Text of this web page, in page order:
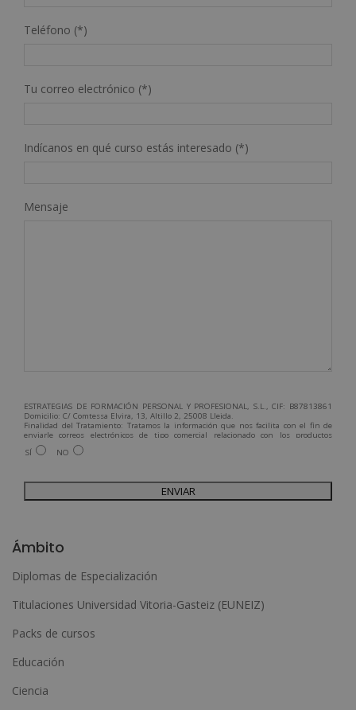
Teléfono (*)
Tu correo electrónico (*)
Indícanos en qué curso estás interesado (*)
Mensaje
ESTRATEGIAS DE FORMACIÓN PERSONAL Y PROFESIONAL, S.L., CIF: B87813861
Domicilio: C/ Comtessa Elvira, 13, Altillo 2, 25008 Lleida.
Finalidad del Tratamiento: Tratamos la información que nos facilita con el fin de
enviarle correos electrónicos de tipo comercial relacionado con los productos
ofrecidos y otros tipo de productos que fueran de su interés.
Legitimación del tratamiento: Consentimiento del interesado.
Para más información consulte nuestra Política de Privacidad.
Desea recibir información comercial (vía telefónica y/o email):
SÍ NO
e
r
n
i
Ámbito
Diplomas de Especialización
Titulaciones Universidad Vitoria-Gasteiz (EUNEIZ)
Packs de cursos
Educación
Ciencia